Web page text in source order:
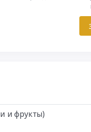
и фрукты)